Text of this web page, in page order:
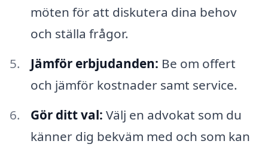
möten för att diskutera dina behov
och ställa frågor.
Jämför erbjudanden: Be om offert
och jämför kostnader samt service.
Gör ditt val: Välj en advokat som du
känner dig bekväm med och som kan